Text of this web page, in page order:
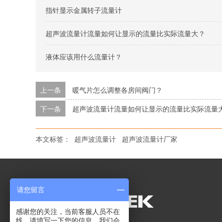
指针显示金属转子流量计
超声波流量计流量如何让显示的流量比实际流量大？
液体应该用什么流量计？
上一条
暖气片怎么调整各房间阀门？
下一条
超声波流量计流量如何让显示的流量比实际流量
本文标签： 超声波流量计 超声波流量计厂家
请您留言
感谢您的关注，当前客服人员不在